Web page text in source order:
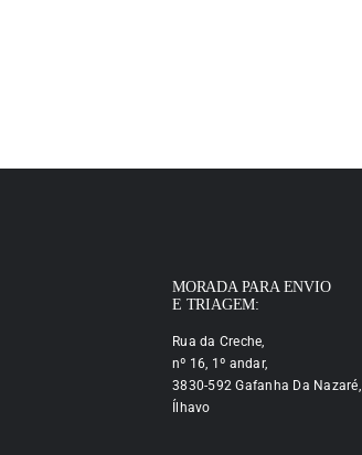
MORADA PARA ENVIO
E TRIAGEM:
Rua da Creche,
nº 16, 1º andar,
3830-592 Gafanha Da Nazaré,
Ílhavo